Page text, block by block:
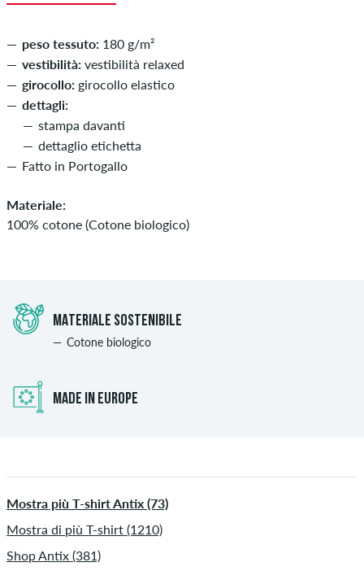
peso tessuto: 180 g/m²
vestibilità: vestibilità relaxed
girocollo: girocollo elastico
dettagli:
stampa davanti
dettaglio etichetta
Fatto in Portogallo
Materiale:
100% cotone (Cotone biologico)
MATERIALE SOSTENIBILE
Cotone biologico
MADE IN EUROPE
Mostra più T-shirt Antix (73)
Mostra di più T-shirt (1210)
Shop Antix (381)